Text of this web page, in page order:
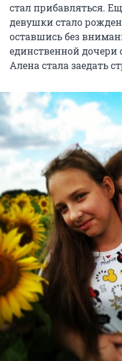
стал прибавляться.
девушки стало
оставшись без
единственной
Алена стала заедать